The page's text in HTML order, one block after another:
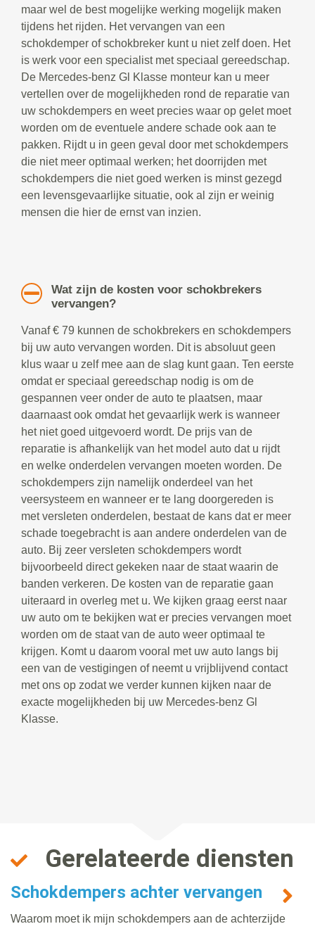
maar wel de best mogelijke werking mogelijk maken
tijdens het rijden. Het vervangen van een
schokdemper of schokbreker kunt u niet zelf doen. Het
is werk voor een specialist met speciaal gereedschap.
De Mercedes-benz Gl Klasse monteur kan u meer
vertellen over de mogelijkheden rond de reparatie van
uw schokdempers en weet precies waar op gelet moet
worden om de eventuele andere schade ook aan te
pakken. Rijdt u in geen geval door met schokdempers
die niet meer optimaal werken; het doorrijden met
schokdempers die niet goed werken is minst gezegd
een levensgevaarlijke situatie, ook al zijn er weinig
mensen die hier de ernst van inzien.
Wat zijn de kosten voor schokbrekers
vervangen?
Vanaf € 79 kunnen de schokbrekers en schokdempers
bij uw auto vervangen worden. Dit is absoluut geen
klus waar u zelf mee aan de slag kunt gaan. Ten eerste
omdat er speciaal gereedschap nodig is om de
gespannen veer onder de auto te plaatsen, maar
daarnaast ook omdat het gevaarlijk werk is wanneer
het niet goed uitgevoerd wordt. De prijs van de
reparatie is afhankelijk van het model auto dat u rijdt
en welke onderdelen vervangen moeten worden. De
schokdempers zijn namelijk onderdeel van het
veersysteem en wanneer er te lang doorgereden is
met versleten onderdelen, bestaat de kans dat er meer
schade toegebracht is aan andere onderdelen van de
auto. Bij zeer versleten schokdempers wordt
bijvoorbeeld direct gekeken naar de staat waarin de
banden verkeren. De kosten van de reparatie gaan
uiteraard in overleg met u. We kijken graag eerst naar
uw auto om te bekijken wat er precies vervangen moet
worden om de staat van de auto weer optimaal te
krijgen. Komt u daarom vooral met uw auto langs bij
een van de vestigingen of neemt u vrijblijvend contact
met ons op zodat we verder kunnen kijken naar de
exacte mogelijkheden bij uw Mercedes-benz Gl
Klasse.
Gerelateerde diensten
Schokdempers achter vervangen
Waarom moet ik mijn schokdempers aan de achterzijde